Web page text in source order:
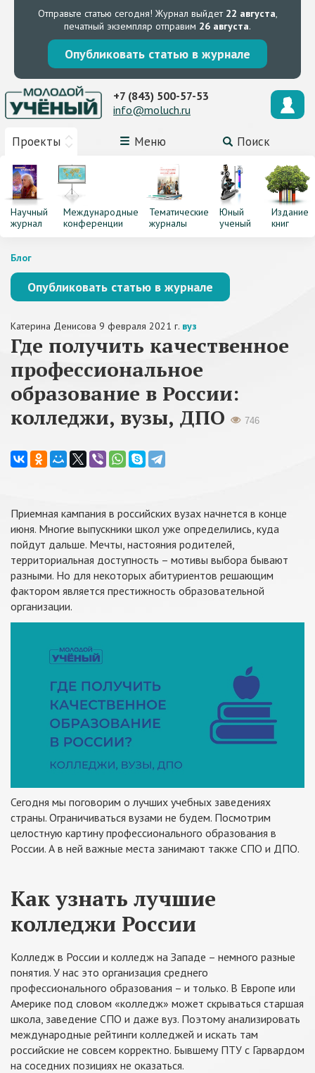
Отправьте статью сегодня! Журнал выйдет 22 августа,
печатный экземпляр отправим 26 августа.
Опубликовать статью в журнале
Проекты Меню Поиск
+7 (843) 500-57-53
info@moluch.ru
Научный
журнал
Международные
конференции
Тематические
журналы
Юный
ученый
Издание
книг
Блог
Опубликовать статью в журнале
Катерина Денисова 9 февраля 2021 г. вуз
Где получить качественное
профессиональное
образование в России:
колледжи, вузы, ДПО
746
Приемная кампания в российских вузах начнется в конце
июня. Многие выпускники школ уже определились, куда
пойдут дальше. Мечты, настояния родителей,
территориальная доступность – мотивы выбора бывают
разными. Но для некоторых абитуриентов решающим
фактором является престижность образовательной
организации.
Сегодня мы поговорим о лучших учебных заведениях
страны. Ограничиваться вузами не будем. Посмотрим
целостную картину профессионального образования в
России. А в ней важные места занимают также СПО и ДПО.
Как узнать лучшие
колледжи России
Колледж в России и колледж на Западе – немного разные
понятия. У нас это организация среднего
профессионального образования – и только. В Европе или
Америке под словом «колледж» может скрываться старшая
школа, заведение СПО и даже вуз. Поэтому анализировать
международные рейтинги колледжей и искать там
российские не совсем корректно. Бывшему ПТУ с Гарвардом
на соседних позициях не оказаться.